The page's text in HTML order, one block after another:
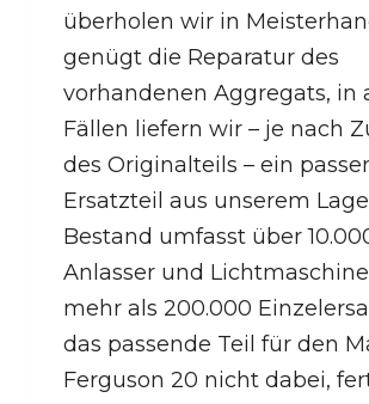
überholen wir in
genügt die Reparatur des
vorhandenen Aggregats, in
Fällen liefern wir – je nach
des Originalteils – ein
Ersatzteil aus unserem
Bestand umfasst über
Anlasser und
mehr als 200.000
das passende Teil für den
Ferguson 20 nicht dabei,